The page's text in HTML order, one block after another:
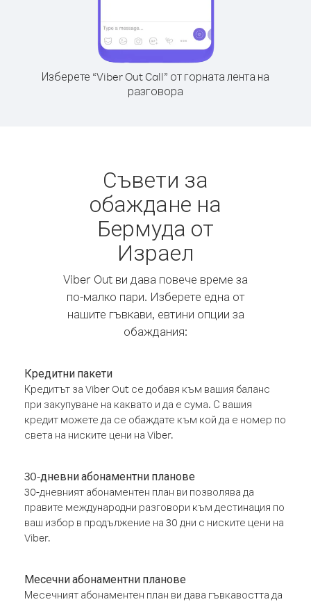
Изберете “Viber Out Call” от горната лента на
разговора
Съвети за
обаждане на
Бермуда от
Израел
Viber Out ви дава повече време за
по-малко пари. Изберете една от
нашите гъвкави, евтини опции за
обаждания:
Кредитни пакети
Кредитът за Viber Out се добавя към вашия баланс
при закупуване на каквато и да е сума. С вашия
кредит можете да се обаждате към кой да е номер по
света на ниските цени на Viber.
30-дневни абонаментни планове
30-дневният абонаментен план ви позволява да
правите международни разговори към дестинация по
ваш избор в продължение на 30 дни с ниските цени на
Viber.
Месечни абонаментни планове
Месечният абонаментен план ви дава гъвкавостта да